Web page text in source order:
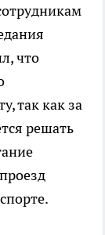
что
так как за
решать